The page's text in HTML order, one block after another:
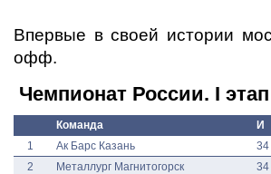
Впервые в своей истории
офф.
Чемпионат России. I этап
Команда И
1
Ак Барс Казань 34
2
Металлург Магнитогорск 34